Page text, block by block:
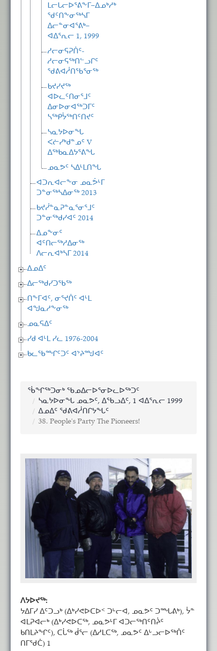
ᒪᓕᒐᓕᐅᕐᕕᖕᒥ−ᐃᓄᒃᓱᒃ
ᖁᑦᑎᖕᓂᖅᓴᒥ
ᐃᓕᓐᓂᐊᕐᕕᒃ−
ᐊᐃᕐᕆᓕ 1, 1999
ᓱᓕᓂᕋᕈᑏᑦ-
ᓱᓕᓂᕋᖅᑎᓪᓗᒋᑦ
ᖁᕕᐊᓲᑎᖃᕐᓂᖅ
ᑲᔪᓯᔪᖅ
ᐊᐅᓚᑦᑎᓂᕐᒧᑦ
ᐃᓂᐅᓂᐊᖅᑐᒥᑦ
ᓴᖅᑭᔮᖅᑎᑦᑎᔪᑦ
ᓴᓇᔭᐅᓂᖓ
ᐸᓖᓯᒃᑯᓐᓄᑦ V
ᐃᖅᑲᓇᐃᔭᕐᕕᖓ
ᓄᓇᕗᑦ ᓴᐃᒻᒪᑎᖓ
ᐊᑐᕆᐊᓕᖕᓂ ᓄᓇᕘᒻᒥ
ᑐᓐᓂᖅᓴᐃᓂᖅ 2013
ᑲᔪᓰᓐᓇᕈᓐᓇᕐᓂᕐᒧᑦ
ᑐᓐᓂᖅᑯᓯᐊᑦ 2014
ᐃᓄᖕᓂᑦ
ᐊᑦᑎᓕᖅᓱᐃᓂᖅ
ᐱᓕᕆᐊᒃᓴᒥ 2014
ᐃᓄᐃᑦ
ᐃᓕᖅᑯᓯᑐᖃᖅ
ᑎᖕᒥᐊᑦ, ᓂᕐᔪᑏᑦ ᐊᒻᒪ
ᐊᖑᓇᓱᖕᓂᖅ
ᓄᓇᕋᐃᑦ
ᓯᑯ ᐊᒻᒪ ᓯᓚ 1976-2004
ᑲᓚᖃᙱᑦᑐᑦ ᐊᔾᔨᙳᐊᑦ
ᖄᖏᖅᑐᓂᒃ ᖃᓄᐃᓕᐅᕐᓂᐅᓚᐅᖅᑐᑦ
ᓴᓇᔭᐅᓂᖓ ᓄᓇᕗᑦ, ᐃᖃᓗᐃᑦ, 1 ᐊᐃᕐᕆᓕ 1999
ᐃᓄᐃᑦ ᖁᕕᐊᓲᑎᒋᔭᖓᑦ
38. People's Party The Pioneers!
ᐱᔭᐅᔪᖅ:
ᔭᐃᒥᓯ ᐃᑦᑐᓗᒃ (ᐃᒃᓯᕙᐅᑕᐅᑉ ᑐᒡᓕᐊ, ᓄᓇᕗᑦ ᑐᙵᕕᒃ), ᔮᓐ
ᐊᒪᕈᐊᓕᒃ (ᐃᒃᓯᕙᐅᑕᖅ, ᓄᓇᕗᒻᒥ ᐊᑐᓕᖅᑎᑦᑎᔩᑦ
ᑲᑎᒪᔨᖏᑦ), ᑕᒑᖅ ᑰᕐᓕ (ᐃᓱᒪᑕᖅ, ᓄᓇᕗᑦ ᐃᒡᓗᓕᐅᖅᑏᑦ
ᑎᒥᖁᑖ) 1